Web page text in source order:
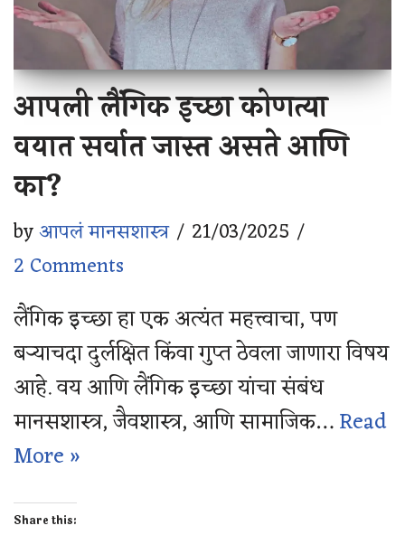
आपली लैंगिक इच्छा कोणत्या
वयात सर्वात जास्त असते आणि
का?
byआपलं मानसशास्त्र
21/03/2025
2 Comments
लैंगिक इच्छा हा एक अत्यंत महत्त्वाचा, पण
बर्‍याचदा दुर्लक्षित किंवा गुप्त ठेवला जाणारा विषय
आहे. वय आणि लैंगिक इच्छा यांचा संबंध
मानसशास्त्र, जैवशास्त्र, आणि सामाजिक…Read
More »
Share this: